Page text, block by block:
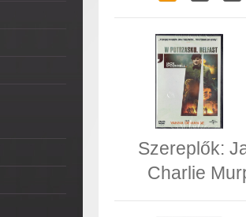
Szereplők:
Charlie